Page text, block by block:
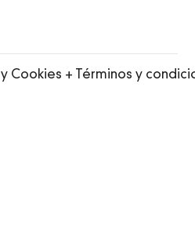
Cookies + Términos y